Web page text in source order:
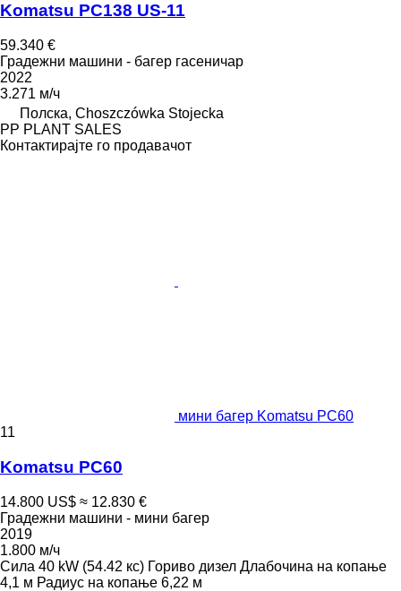
Komatsu PC138 US-11
59.340 €
Градежни машини - багер гасеничар
2022
3.271 м/ч
Полска, Choszczówka Stojecka
PP PLANT SALES
Контактирајте го продавачот
мини багер Komatsu PC60
11
Komatsu PC60
14.800 US$ ≈ 12.830 €
Градежни машини - мини багер
2019
1.800 м/ч
Сила 40 kW (54.42 кс) Гориво дизел Длабочина на копање
4,1 м Радиус на копање 6,22 м